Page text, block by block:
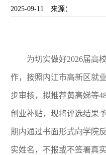
2025-09-11 来源：
为切实做好2026届高
作，按照内江市高新区就
步审核，拟推荐黄高娣等
创业补贴，现将评选结果
期内通过书面形式向学院
实姓名，不报或不签署真